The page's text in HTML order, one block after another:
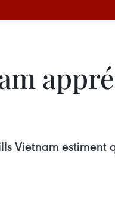
Vietnam